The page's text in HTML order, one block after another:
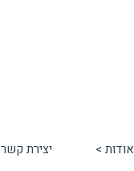
אודות > יצירת קשר